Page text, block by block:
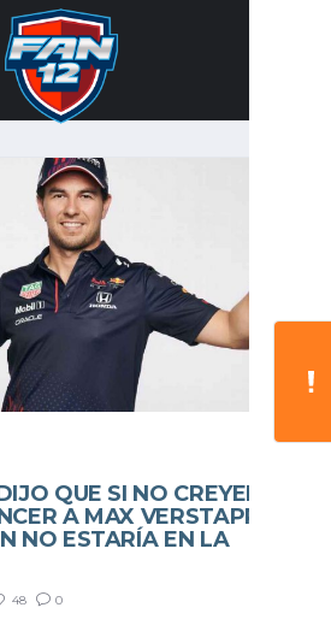
QUE SI NO CREYERA
A MAX VERSTAPPEN
NO ESTARÍA EN LA
48 0